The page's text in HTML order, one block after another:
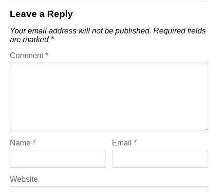
Leave a Reply
Your email address will not be published. Required fields
are marked *
Comment*
Name * Email*
Website